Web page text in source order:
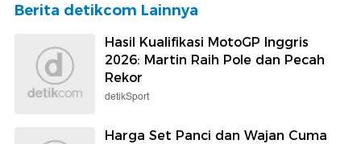
Berita detikcom Lainnya
Hasil Kualifikasi MotoGP Inggris
2026: Martin Raih Pole dan Pecah
Rekor
detikSport
Harga Set Panci dan Wajan Cuma